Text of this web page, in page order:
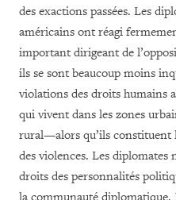
des exactions passées. Les
américains ont réagi
important dirigeant de
ils se sont beaucoup moins
violations des droits humains
qui vivent dans les zones
rural—alors qu’ils constituent
des violences. Les diplomates
droits des personnalités